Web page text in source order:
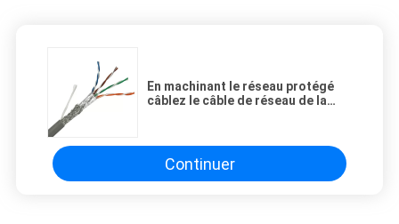
En machinant le réseau protégé
câblez le câble de réseau de la
Continuer